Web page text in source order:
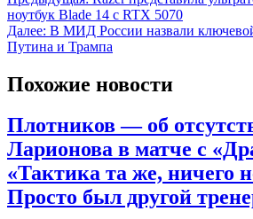
ноутбук Blade 14 с RTX 5070
Далее: В МИД России назвали ключевой
Путина и Трампа
Похожие новости
Плотников — об
Ларионова в матче с
«Тактика та же, ничего
Просто был другой